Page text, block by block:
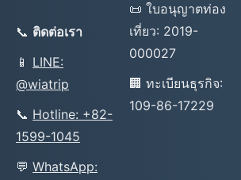
📞 ติดต่อเรา
📱 LINE:
@wiatrip
📞 Hotline: +82-
1599-1045
💬 WhatsApp:
📜 ใบอนุญาตท่อง
เที่ยว: 2019-
000027
🏢 ทะเบียนธุรกิจ:
109-86-17229